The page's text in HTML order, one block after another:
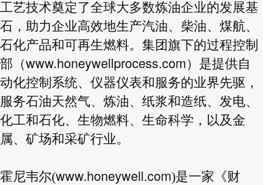
工艺技术奠定了全球大多数炼油企业的发展基
石，助力企业高效地生产汽油、柴油、煤航、
石化产品和可再生燃料。集团旗下的过程控制
部（www.honeywellprocess.com）是提供自
动化控制系统、仪器仪表和服务的业界先驱，
服务石油天然气、炼油、纸浆和造纸、发电、
化工和石化、生物燃料、生命科学，以及金
属、矿场和采矿行业。
霍尼韦尔(www.honeywell.com)是一家《财